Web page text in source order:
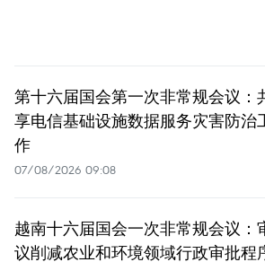
第十六届国会第一次非常规会议：
享电信基础设施数据服务灾害防治
作
07/08/2026 09:08
越南十六届国会一次非常规会议：
议削减农业和环境领域行政审批程